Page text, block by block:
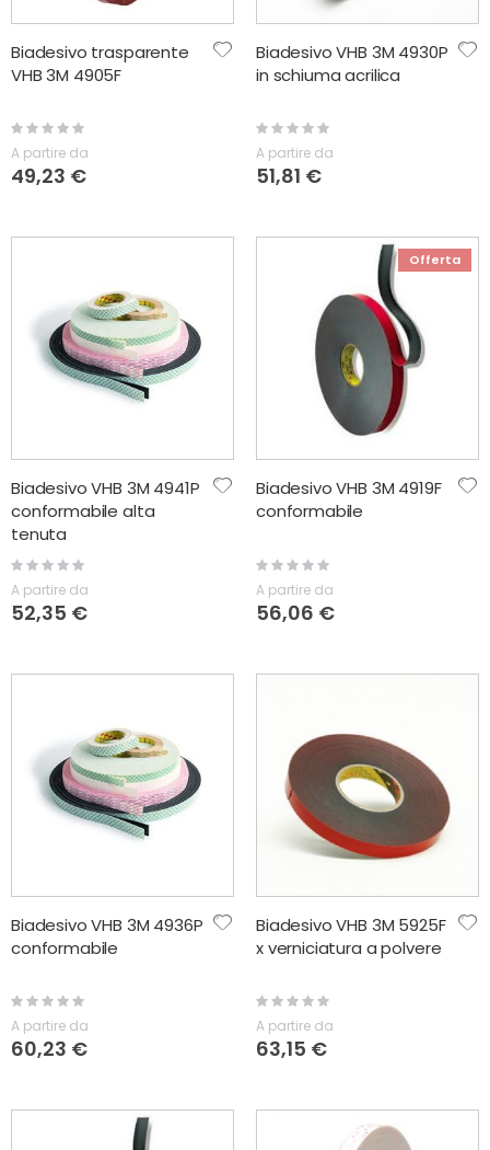
Biadesivo trasparente
VHB 3M 4905F
Rating:
A partire da
49,23 €
Biadesivo VHB 3M 4930P
in schiuma acrilica
Rating:
A partire da
51,81 €
Biadesivo VHB 3M 4941P
conformabile alta
tenuta
Rating:
0%
A partire da
52,35 €
Offerta
Biadesivo VHB 3M 4919F
conformabile
Rating:
0%
A partire da
56,06 €
Biadesivo VHB 3M 4936P
conformabile
Rating:
0%
A partire da
60,23 €
Biadesivo VHB 3M 5925F
x verniciatura a polvere
Rating:
0%
A partire da
63,15 €